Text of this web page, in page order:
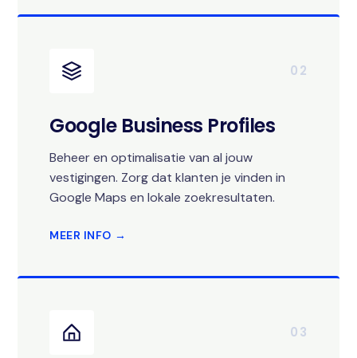
02
Google Business Profiles
Beheer en optimalisatie van al jouw
vestigingen. Zorg dat klanten je vinden in
Google Maps en lokale zoekresultaten.
MEER INFO →
03